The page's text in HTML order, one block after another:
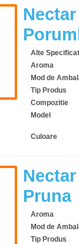
Alte
Aroma
Mod de
Tip Produs
Compozitie
Model
Culoare
Pruna
Aroma
Mod de
Tip Produs